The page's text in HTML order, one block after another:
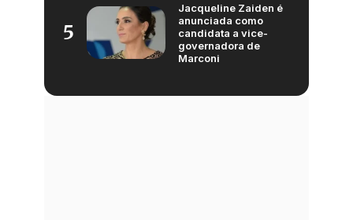
5
Jacqueline Zaiden é
anunciada como
candidata a vice-
governadora de
Marconi